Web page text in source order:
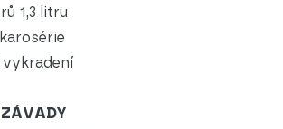
1,3 litru
vykradení
ZÁVADY